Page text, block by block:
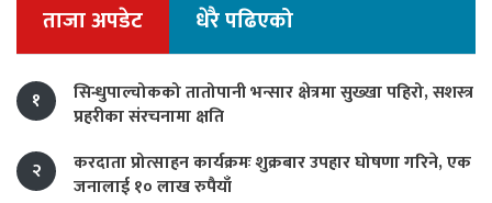
ताजा अपडेट धेरै पढिएको
१
सिन्धुपाल्चोकको तातोपानी भन्सार क्षेत्रमा सुख्खा पहिरो, सशस्त्र
प्रहरीका संरचनामा क्षति
२
करदाता प्रोत्साहन कार्यक्रमः शुक्रबार उपहार घोषणा गरिने, एक
जनालाई १० लाख रुपैयाँ